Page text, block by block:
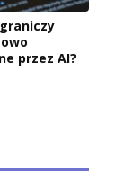
przez AI?